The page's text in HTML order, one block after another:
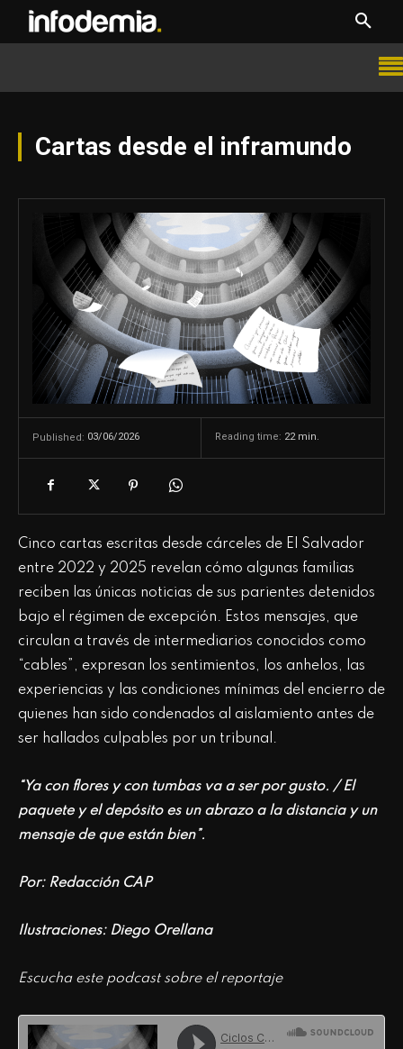
Cartas desde el inframundo
Published: 03/06/2026 Reading time: 22min.
Cinco cartas escritas desde cárceles de El Salvador
entre 2022 y 2025 revelan cómo algunas familias
reciben las únicas noticias de sus parientes detenidos
bajo el régimen de excepción. Estos mensajes, que
circulan a través de intermediarios conocidos como
“cables”, expresan los sentimientos, los anhelos, las
experiencias y las condiciones mínimas del encierro de
quienes han sido condenados al aislamiento antes de
ser hallados culpables por un tribunal.
“Ya con flores y con tumbas va a ser por gusto. / El
paquete y el depósito es un abrazo a la distancia y un
mensaje de que están bien”.
Por: Redacción CAP
Ilustraciones: Diego Orellana
Escucha este podcast sobre el reportaje